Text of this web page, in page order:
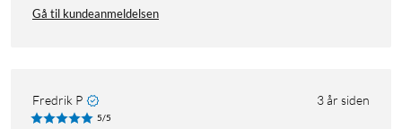
Gå til kundeanmeldelsen
Fredrik P 3 år siden
5/5